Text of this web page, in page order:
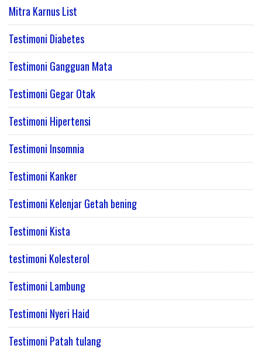
Mitra Karnus List
Testimoni Diabetes
Testimoni Gangguan Mata
Testimoni Gegar Otak
Testimoni Hipertensi
Testimoni Insomnia
Testimoni Kanker
Testimoni Kelenjar Getah bening
Testimoni Kista
testimoni Kolesterol
Testimoni Lambung
Testimoni Nyeri Haid
Testimoni Patah tulang